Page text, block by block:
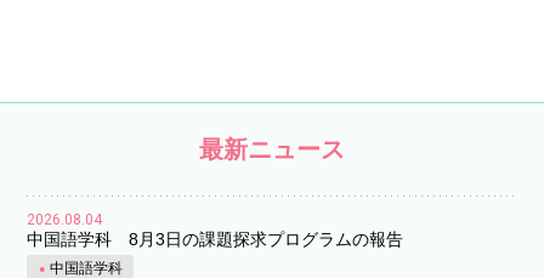
最新ニュース
2026.08.04
中国語学科 8月3日の課題探求プログラムの報告
中国語学科